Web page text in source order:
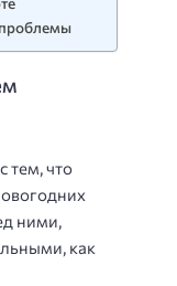
тем, что
ними,
как